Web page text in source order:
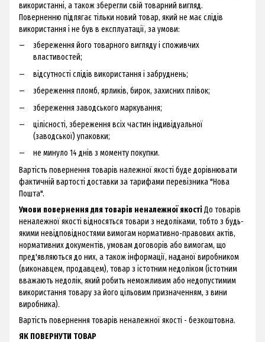
використанні, а також зберегли свій товарний вигляд.
Поверненню підлягає тільки новий товар, який не має слідів
використання і не був в експлуатації, за умови:
збереження його товарного вигляду і споживчих
властивостей;
відсутності слідів використання і забруднень;
збереження пломб, ярликів, бирок, захисних плівок;
збереження заводського маркування;
цілісності, збереження всіх частин індивідуальної
(заводської) упаковки;
не минуло 14 днів з моменту покупки.
Вартість повернення товарів належної якості буде дорівнювати
фактичній вартості доставки за тарифами перевізника "Нова
Пошта".
Умови повернення для товарів неналежної якостіДо товарів
неналежної якості відносяться товари з недоліками, тобто з будь-
якими невідповідностями вимогам нормативно-правових актів,
нормативних документів, умовам договорів або вимогам, що
пред'являються до них, а також інформації, наданої виробником
(виконавцем, продавцем), товар з істотним недоліком (істотним
вважають недолік, який робить неможливим або недопустимим
використання товару за його цільовим призначенням, з вини
виробника).
Вартість повернення товарів неналежної якості - безкоштовна.
ЯК ПОВЕРНУТИ ТОВАР